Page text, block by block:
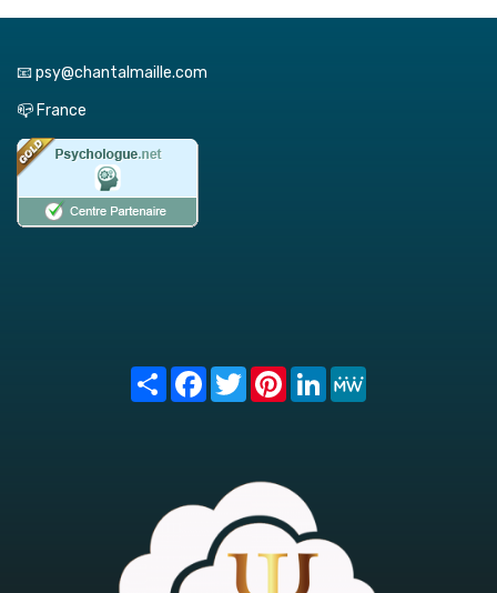
📧 psy@chantalmaille.com
📪 France
Share FacebookTwitterPinterest
LinkedIn